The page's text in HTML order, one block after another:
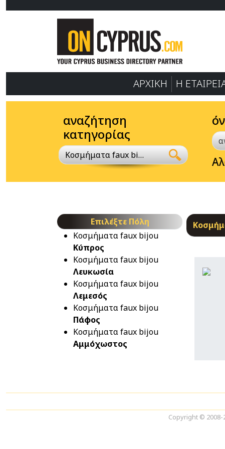
ΑΡΧΙΚΗ Η
αναζήτηση
κατηγορίας
Κοσμήματα faux bijou
Επιλέξτε Πόλη
Κοσμήματα faux bijou
Κύπρος
Κοσμήματα faux bijou
Λευκωσία
Κοσμήματα faux bijou
Λεμεσός
Κοσμήματα faux bijou
Πάφος
Κοσμήματα faux bijou
Αμμόχωστος
Copyright ©